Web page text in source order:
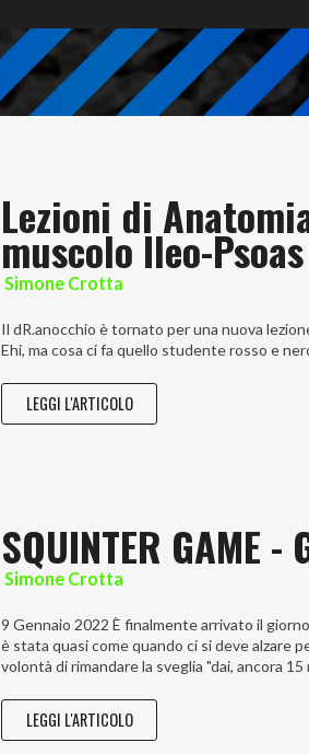
Lezioni di
muscolo Ileo-Psoas
Simone Crotta
Il dR.anocchio è tornato per una nuova
Ehi, ma cosa ci fa quello studente rosso e
LEGGI L'ARTICOLO
SQUINTER GAME
Simone Crotta
9 Gennaio 2022 È finalmente arrivato il
è stata quasi come quando ci si deve alzare
volontà di rimandare la sveglia "dai, ancora
LEGGI L'ARTICOLO